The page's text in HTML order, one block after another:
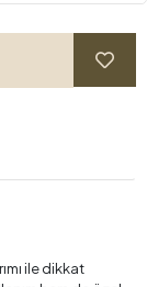
ile dikkat